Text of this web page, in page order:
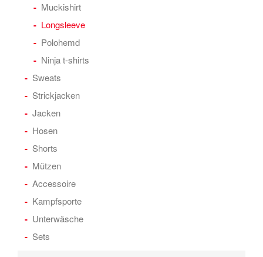
Muckishirt
Longsleeve
Polohemd
Ninja t-shirts
Sweats
Strickjacken
Jacken
Hosen
Shorts
Mützen
Accessoire
Kampfsporte
Unterwäsche
Sets